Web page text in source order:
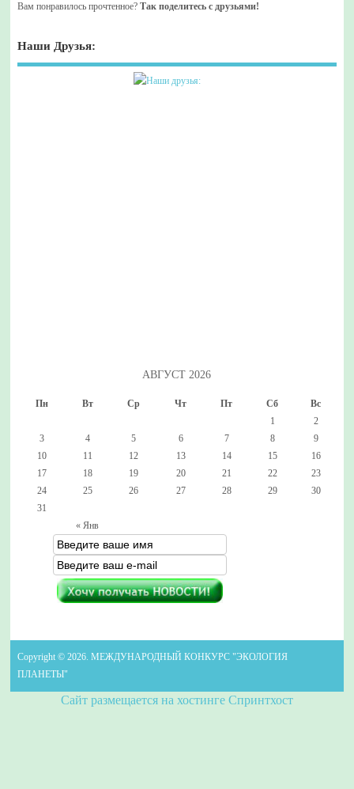
Вам понравилось прочтенное?Так поделитесь с друзьями!
Наши Друзья:
АВГУСТ 2026
Пн Вт Ср Чт Пт Сб Вс
« Янв
1
2
3
4 5 6 7 8
9
10
11 12 13 14 15
16
17
18 19 20 21 22
23
24
25 26 27 28 29
30
31
Copyright © 2026. МЕЖДУНАРОДНЫЙ КОНКУРС "ЭКОЛОГИЯ
ПЛАНЕТЫ"
Сайт размещается на хостинге Спринтхост